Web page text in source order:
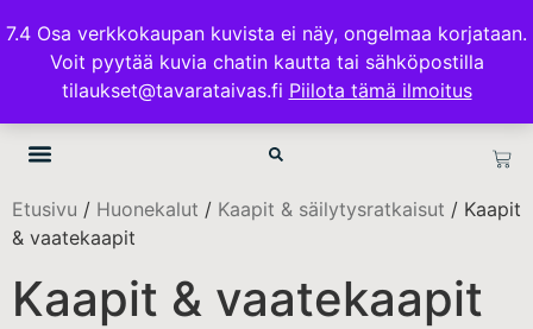
7.4 Osa verkkokaupan kuvista ei näy, ongelmaa korjataan.
Voit pyytää kuvia chatin kautta tai sähköpostilla
tilaukset@tavarataivas.fi Piilota tämä ilmoitus
ILMAINEN TOIMITUS 100€ TILAUKSISSA
TAVARATAIVAS.FI
Etusivu / Huonekalut / Kaapit & säilytysratkaisut / Kaapit
& vaatekaapit
Kaapit & vaatekaapit